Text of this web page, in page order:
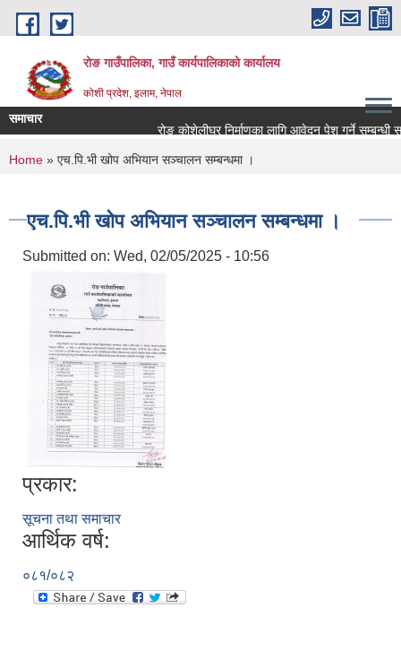
Skip to main content
रोङ गाउँपालिका, गाउँ कार्यपालिकाको कार्यालय
कोशी प्रदेश, इलाम, नेपाल
समाचार
रोङ कोशेलीघर निर्माणका लागि आवेदन पेश गर्ने सम्बन्धी
You are here
Home » एच.पि.भी खोप अभियान सञ्चालन सम्बन्धमा ।
एच.पि.भी खोप अभियान सञ्चालन सम्बन्धमा ।
Submitted on: Wed, 02/05/2025 - 10:56
प्रकार:
सूचना तथा समाचार
आर्थिक वर्ष:
०८१/०८२